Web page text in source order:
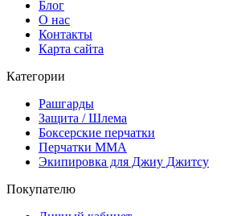
Блог
О нас
Контакты
Карта сайта
Категории
Рашгарды
Защита / Шлема
Боксерские перчатки
Перчатки ММА
Экипировка для Джиу Джитсу
Покупателю